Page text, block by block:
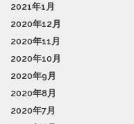
2021年1月
2020年12月
2020年11月
2020年10月
2020年9月
2020年8月
2020年7月